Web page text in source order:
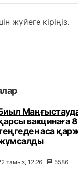
жүйеге кіріңіз.
вакцинаға
аса
тамыз, 12:26 5586